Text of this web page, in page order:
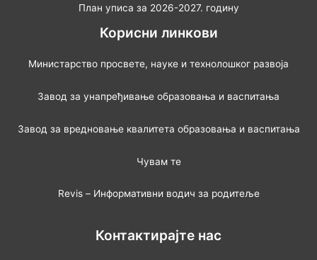
План уписа за 2026-2027. годину
Корисни линкови
Министарство просвете, науке и технолошког развоја
Завод за унапређивање образовања и васпитања
Завод за вредновање квалитета образовања и васпитања
Чувам те
Revis – Информативни водич за родитеље
Контактирајте нас